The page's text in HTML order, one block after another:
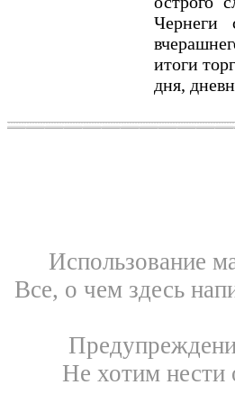
Чернеги
итоги
дня,
Использование
Все, о чем здесь
Не хотим нести